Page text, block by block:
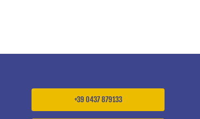
+39 0437 879133